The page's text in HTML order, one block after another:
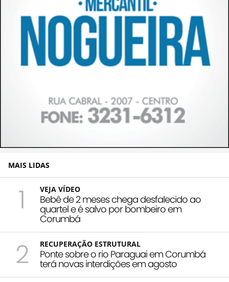
MAIS LIDAS
1 VEJA VÍDEO
Bebê de 2 meses chega desfalecido ao
quartel e é salvo por bombeiro em
Corumbá
2 RECUPERAÇÃO ESTRUTURAL
Ponte sobre o rio Paraguai em Corumbá
terá novas interdições em agosto